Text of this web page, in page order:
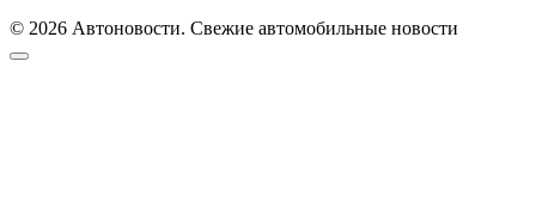
© 2026 Автоновости. Свежие автомобильные новости